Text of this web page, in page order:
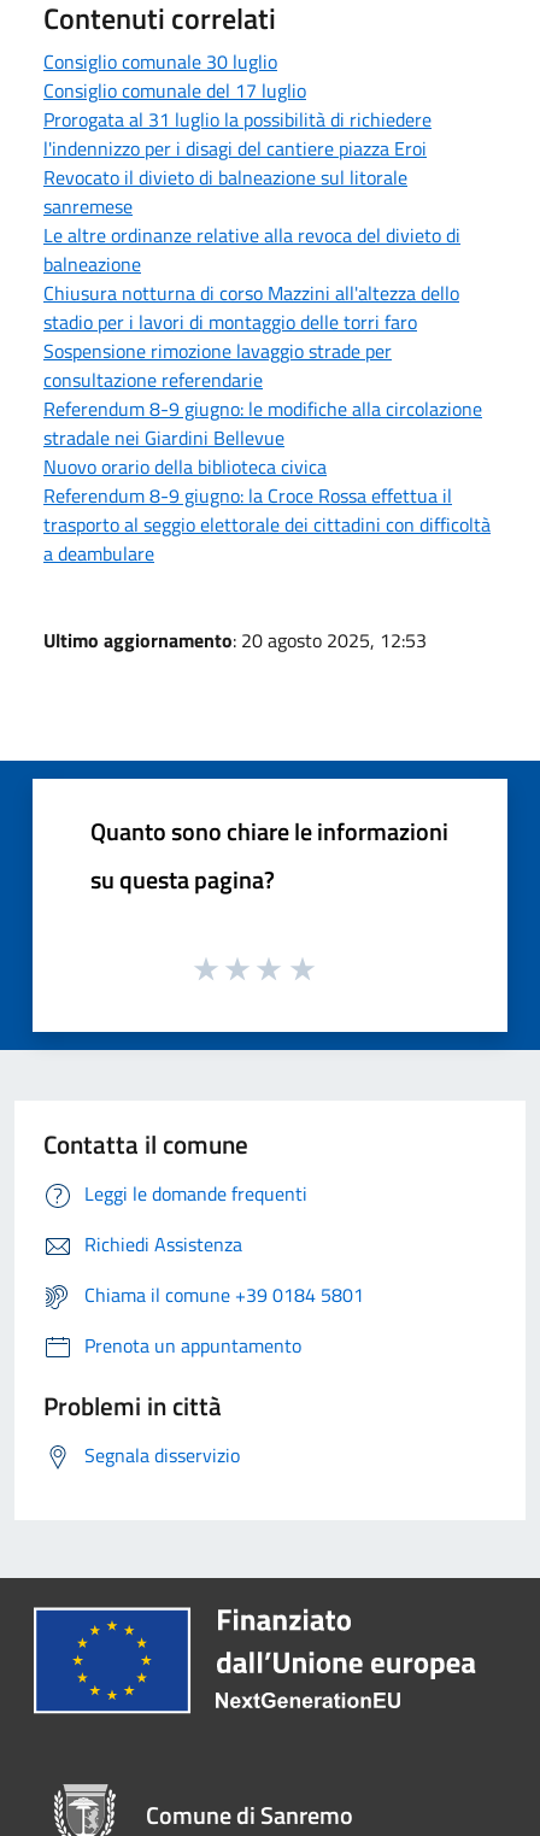
Contenuti correlati
Consiglio comunale 30 luglio
Consiglio comunale del 17 luglio
Prorogata al 31 luglio la possibilità di richiedere
l'indennizzo per i disagi del cantiere piazza Eroi
Revocato il divieto di balneazione sul litorale
sanremese
Le altre ordinanze relative alla revoca del divieto di
balneazione
Chiusura notturna di corso Mazzini all'altezza dello
stadio per i lavori di montaggio delle torri faro
Sospensione rimozione lavaggio strade per
consultazione referendarie
Referendum 8-9 giugno: le modifiche alla circolazione
stradale nei Giardini Bellevue
Nuovo orario della biblioteca civica
Referendum 8-9 giugno: la Croce Rossa effettua il
trasporto al seggio elettorale dei cittadini con difficoltà
a deambulare
Ultimo aggiornamento: 20 agosto 2025, 12:53
Quanto sono chiare le informazioni
su questa pagina?
Contatta il comune
Leggi le domande frequenti
Richiedi Assistenza
Chiama il comune +39 0184 5801
Prenota un appuntamento
Problemi in città
Segnala disservizio
Comune di Sanremo